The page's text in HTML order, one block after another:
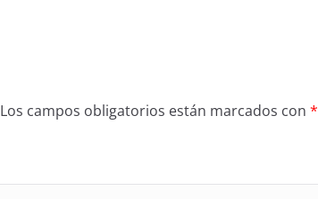
Los campos obligatorios están marcados con *